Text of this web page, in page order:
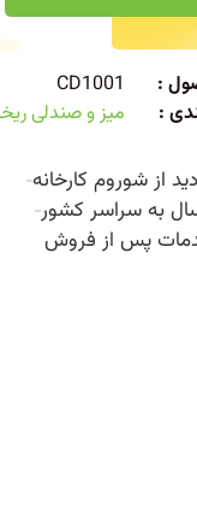
:
CD1001
:
میز و صندلی
از شوروم کارخانه
به سراسر کشور
پس از فروش